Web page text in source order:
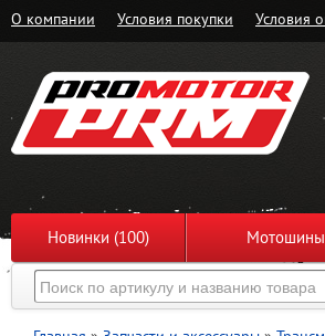
О компании Условия покупки Условия
Новинки (100)